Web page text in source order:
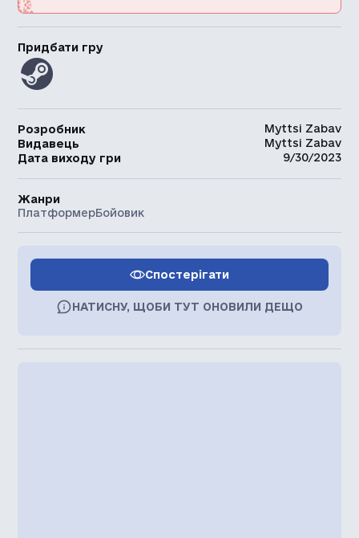
Придбати гру
Розробник
Myttsi Zabav
Видавець
Myttsi Zabav
Дата виходу гри
9/30/2023
Жанри
ПлатформерБойовик
Спостерігати
НАТИСНУ, ЩОБИ ТУТ ОНОВИЛИ ДЕЩО